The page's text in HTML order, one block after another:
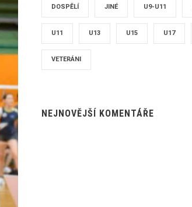
DOSPĚLÍ JINÉ U9-U11
U11 U13 U15 U17
VETERÁNI
NEJNOVĚJŠÍ KOMENTÁŘE